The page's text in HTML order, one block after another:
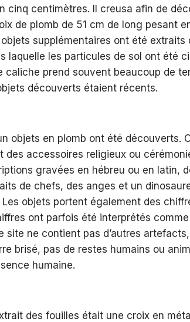
cinq centimètres. Il creusa afin de
de plomb de 51 cm de long pesant
supplémentaires ont été extraits
laquelle les particules de sol ont été
caliche prend souvent beaucoup de
découverts étaient récents.
objets en plomb ont été découverts.
des accessoires religieux ou
gravées en hébreu ou en latin,
de chefs, des anges et un
Les objets portent également des
ont parfois été interprétés
site ne contient pas d’autres
brisé, pas de restes humains ou
humaine.
des fouilles était une croix en